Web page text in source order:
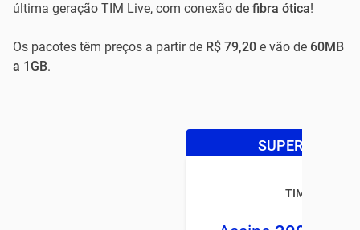
última geração TIM Live, com conexão de fibra ótica!
Os pacotes têm preços a partir de R$ 79,20 e vão de 60MB
a 1GB.
SUPER OFERTA
TIM LIVE